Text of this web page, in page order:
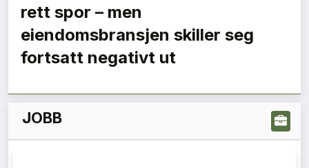
rett spor – men
eiendomsbransjen skiller seg
fortsatt negativt ut
JOBB